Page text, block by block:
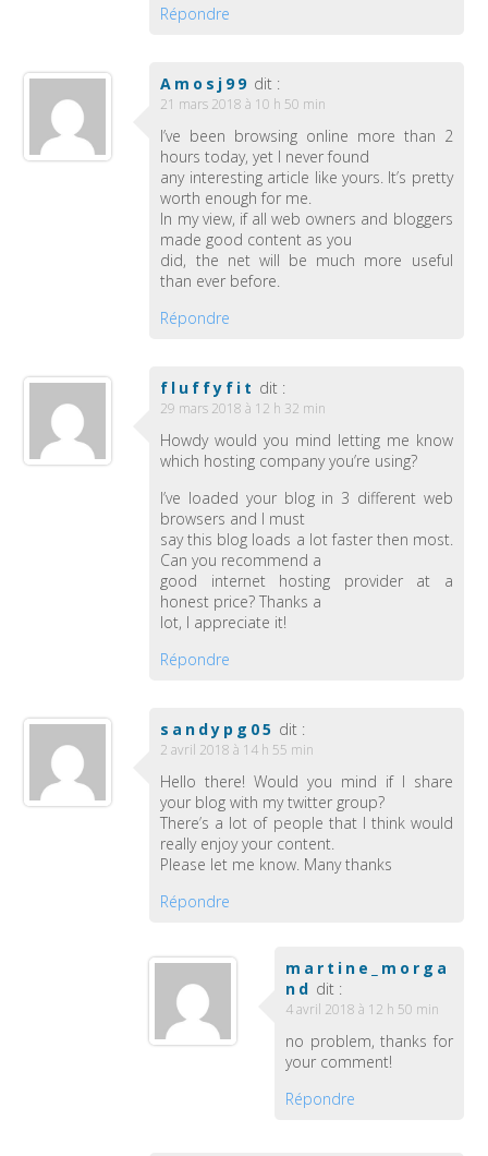
Répondre
Amosj99 dit :
21 mars 2018 à 10 h 50 min
I’ve been browsing online more than 2
hours today, yet I never found
any interesting article like yours. It’s pretty
worth enough for me.
In my view, if all web owners and bloggers
made good content as you
did, the net will be much more useful
than ever before.
Répondre
fluffyfit dit :
29 mars 2018 à 12 h 32 min
Howdy would you mind letting me know
which hosting company you’re using?
I’ve loaded your blog in 3 different web
browsers and I must
say this blog loads a lot faster then most.
Can you recommend a
good internet hosting provider at a
honest price? Thanks a
lot, I appreciate it!
Répondre
sandypg05 dit :
2 avril 2018 à 14 h 55 min
Hello there! Would you mind if I share
your blog with my twitter group?
There’s a lot of people that I think would
really enjoy your content.
Please let me know. Many thanks
Répondre
martine_morga
nd dit :
4 avril 2018 à 12 h 50 min
no problem, thanks for
your comment!
Répondre